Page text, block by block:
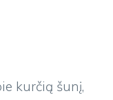
kurčią šunį,